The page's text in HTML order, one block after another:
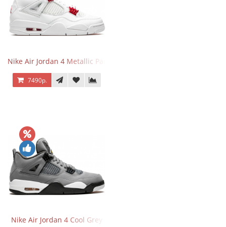
Nike Air Jordan 4 Metallic Pack University Red
7490р.
Nike Air Jordan 4 Cool Grey